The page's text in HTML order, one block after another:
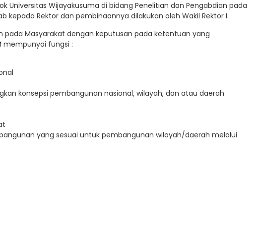
Universitas Wijayakusuma di bidang Penelitian dan Pengabdian pada
kepada Rektor dan pembinaannya dilakukan oleh Wakil Rektor I.
pada Masyarakat dengan keputusan pada ketentuan yang
mempunyai fungsi :
konsepsi pembangunan nasional, wilayah, dan atau daerah
yang sesuai untuk pembangunan wilayah/daerah melalui